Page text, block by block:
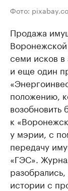
Фото:
Продажа
семи исков
и еще один
положению,
возобновить
к
у мэрии, с
передачу
«ГЭС».
истории с